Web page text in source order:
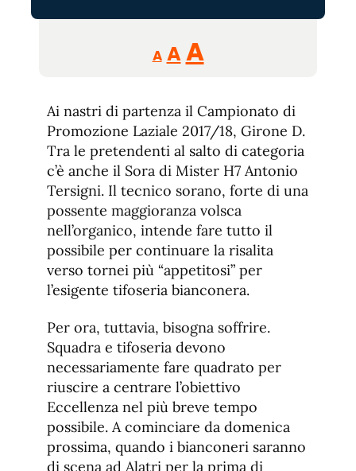
A
Reducir
tamaño
A Restablecer
de
fuente
AAumentar
de
fuente.
Ai nastri di partenza il Campionato di
Promozione Laziale 2017/18, Girone D.
Tra le pretendenti al salto di categoria
c’è anche il Sora di Mister H7 Antonio
Tersigni. Il tecnico sorano, forte di una
possente maggioranza volsca
nell’organico, intende fare tutto il
possibile per continuare la risalita
verso tornei più “appetitosi” per
l’esigente tifoseria bianconera.
Per ora, tuttavia, bisogna soffrire.
Squadra e tifoseria devono
necessariamente fare quadrato per
riuscire a centrare l’obiettivo
Eccellenza nel più breve tempo
possibile. A cominciare da domenica
prossima, quando i bianconeri saranno
di scena ad Alatri per la prima di